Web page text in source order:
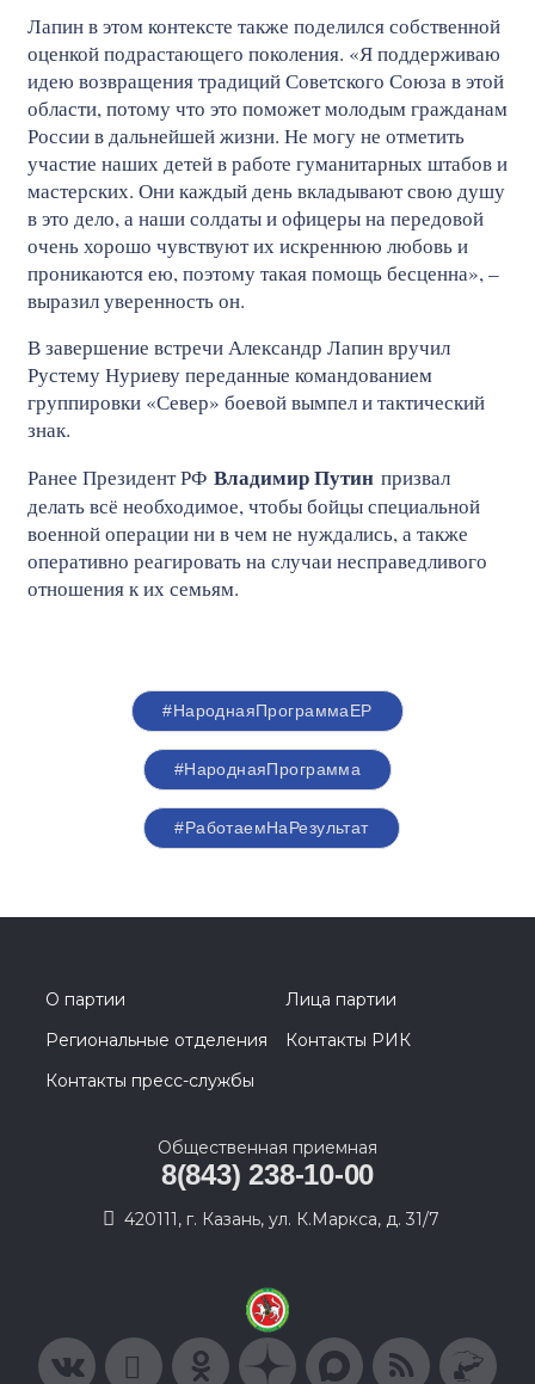
Лапин в этом контексте также поделился собственной
оценкой подрастающего поколения. «Я поддерживаю
идею возвращения традиций Советского Союза в этой
области, потому что это поможет молодым гражданам
России в дальнейшей жизни. Не могу не отметить
участие наших детей в работе гуманитарных штабов и
мастерских. Они каждый день вкладывают свою душу
в это дело, а наши солдаты и офицеры на передовой
очень хорошо чувствуют их искреннюю любовь и
проникаются ею, поэтому такая помощь бесценна», –
выразил уверенность он.
В завершение встречи Александр Лапин вручил
Рустему Нуриеву переданные командованием
группировки «Север» боевой вымпел и тактический
знак.
Ранее Президент РФ Владимир Путин призвал
делать всё необходимое, чтобы бойцы специальной
военной операции ни в чем не нуждались, а также
оперативно реагировать на случаи несправедливого
отношения к их семьям.
#НароднаяПрограммаЕР
#НароднаяПрограмма
#РаботаемНаРезультат
О партии
Лица партии
Региональные отделения
Контакты РИК
Контакты пресс-службы
Общественная приемная
8(843) 238-10-00
420111, г. Казань, ул. К.Маркса, д. 31/7